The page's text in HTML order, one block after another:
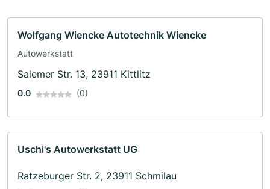
Wolfgang Wiencke Autotechnik Wiencke
Autowerkstatt
Salemer Str. 13, 23911 Kittlitz
0.0 (0)
Uschi's Autowerkstatt UG
Ratzeburger Str. 2, 23911 Schmilau